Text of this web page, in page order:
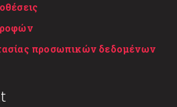
προσωπικών δεδομένων